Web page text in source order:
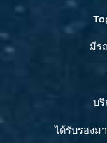
มีร
บ
ได้รับรองม